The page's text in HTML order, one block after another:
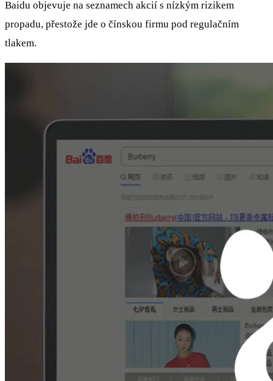
Baidu objevuje na seznamech akcií s nízkým rizikem
propadu, přestože jde o čínskou firmu pod regulačním
tlakem.